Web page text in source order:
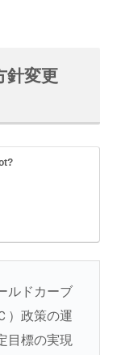
針変更
ルドカーブ
）政策の運
目標の実現